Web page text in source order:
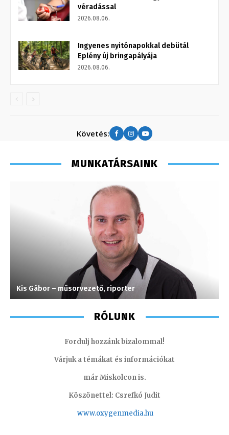
véradással
2026.08.06.
Ingyenes nyitónapokkal debütál
Eplény új bringapályája
2026.08.06.
Követés:
MUNKATÁRSAINK
Kis Gábor – műsorvezető, riporter
RÓLUNK
Fordulj hozzánk bizalommal!
Várjuk a témákat és információkat
már Miskolcon is.
Köszönettel: Csrefkó Judit
www.oxygenmedia.hu